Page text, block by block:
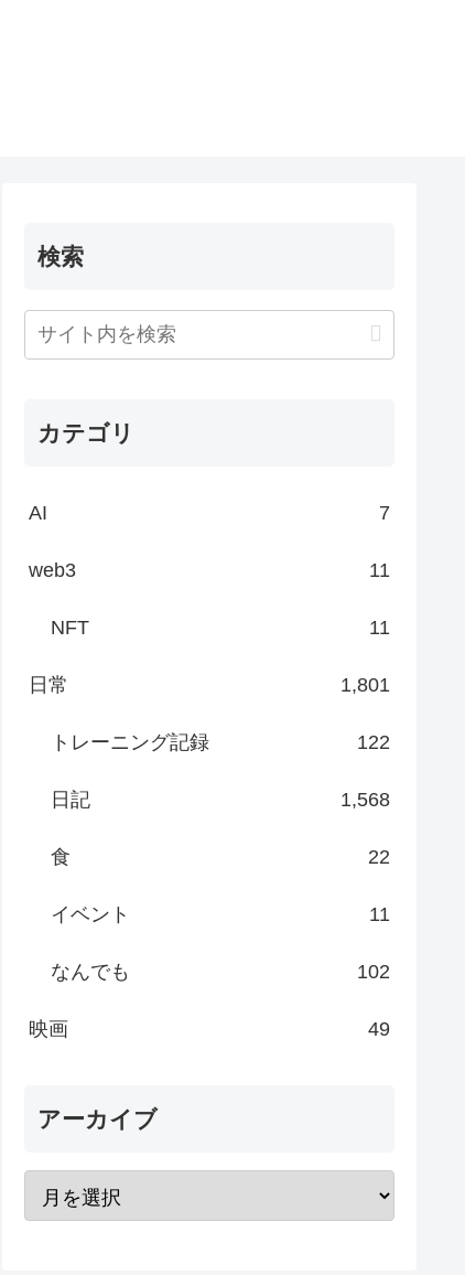
検索
カテゴリ
AI 7
web3 11
NFT 11
日常 1,801
トレーニング記録 122
日記 1,568
食 22
イベント 11
なんでも 102
映画 49
アーカイブ